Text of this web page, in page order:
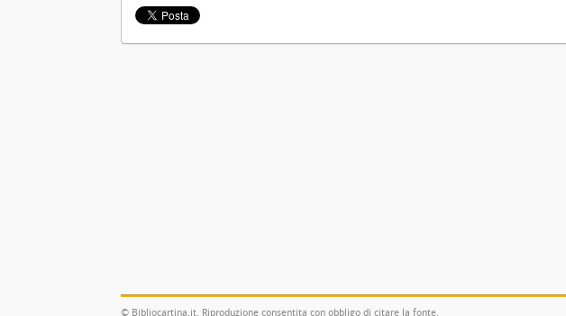
© Bibliocartina.it. Riproduzione consentita con obbligo di citare la fonte.